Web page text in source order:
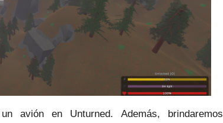
un avión en Unturned.Además, brindaremos